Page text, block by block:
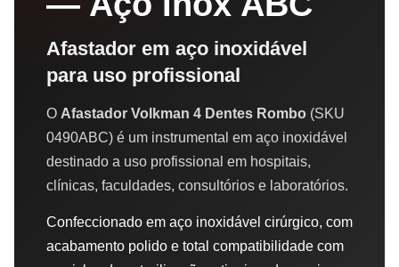
Afastador em aço inoxidável
para uso profissional
O Afastador Volkman 4 Dentes Rombo (SKU
0490ABC) é um instrumental em aço inoxidável
destinado a uso profissional em hospitais,
clínicas, faculdades, consultórios e laboratórios.
Confeccionado em aço inoxidável cirúrgico, com
acabamento polido e total compatibilidade com